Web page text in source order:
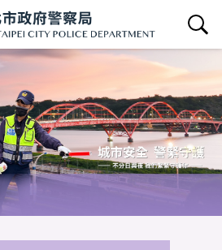
查詢區開關